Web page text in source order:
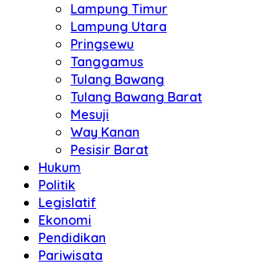
Lampung Timur
Lampung Utara
Pringsewu
Tanggamus
Tulang Bawang
Tulang Bawang Barat
Mesuji
Way Kanan
Pesisir Barat
Hukum
Politik
Legislatif
Ekonomi
Pendidikan
Pariwisata